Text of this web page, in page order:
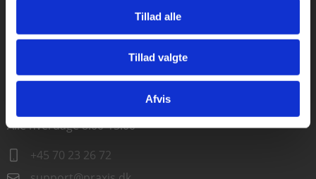
Tillad alle
Tillad valgte
Afvis
+45 70 23 85 87
Kontakt teknisk support
Alle hverdage 8.00-15.00
+45 70 23 26 72
Gå til praxisOnline